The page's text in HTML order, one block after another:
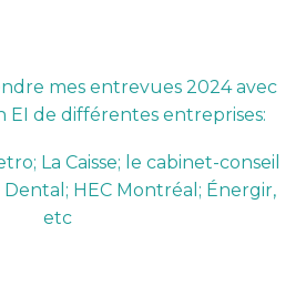
mes entrevues 2024avec
EI de différentes entreprises:
La Caisse; le cabinet-conseil
HEC Montréal; Énergir,
etc